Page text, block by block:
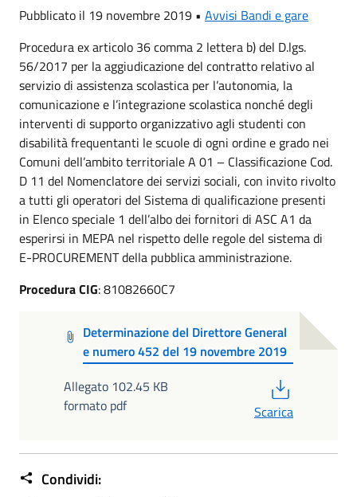
Pubblicato il 19 novembre 2019 • Avvisi Bandi e gare
Procedura ex articolo 36 comma 2 lettera b) del D.lgs.
56/2017 per la aggiudicazione del contratto relativo al
servizio di assistenza scolastica per l’autonomia, la
comunicazione e l’integrazione scolastica nonché degli
interventi di supporto organizzativo agli studenti con
disabilità frequentanti le scuole di ogni ordine e grado nei
Comuni dell’ambito territoriale A 01 – Classificazione Cod.
D 11 del Nomenclatore dei servizi sociali, con invito rivolto
a tutti gli operatori del Sistema di qualificazione presenti
in Elenco speciale 1 dell’albo dei fornitori di ASC A1 da
esperirsi in MEPA nel rispetto delle regole del sistema di
E-PROCUREMENT della pubblica amministrazione.
Procedura CIG: 81082660C7
Determinazione del Direttore General
e numero 452 del 19 novembre 2019
Allegato 102.45 KB
formato pdf
Scarica
Condividi: